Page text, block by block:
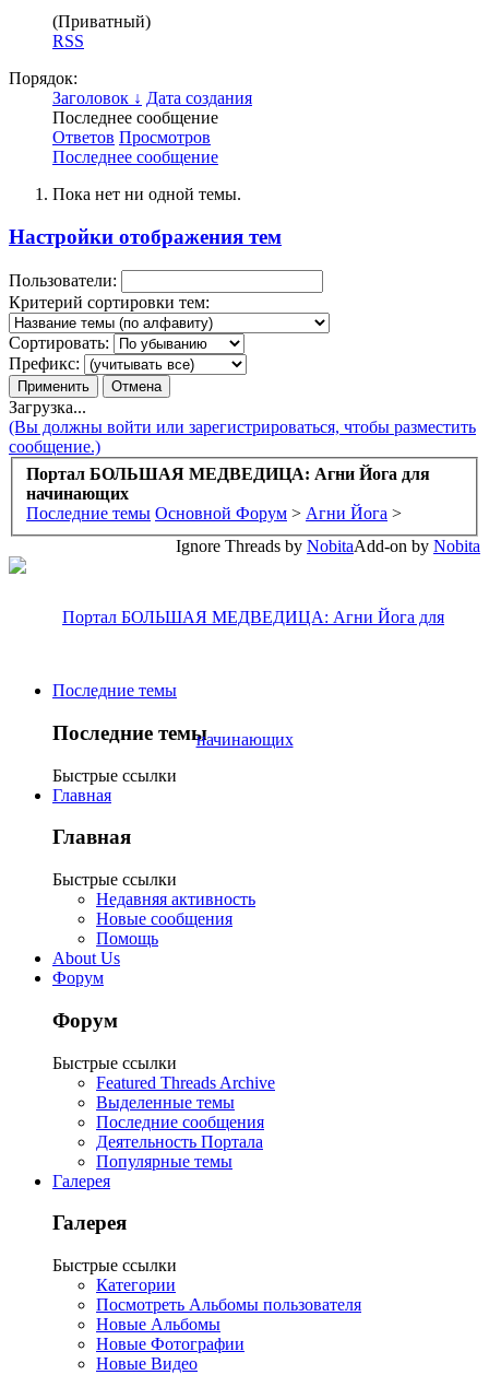
(Приватный)
RSS
Порядок:
Заголовок ↓ Дата создания
Последнее сообщение
Ответов Просмотров
Последнее сообщение
Пока нет ни одной темы.
Настройки отображения тем
Пользователи:
Критерий сортировки тем:
Сортировать:
Префикс:
Загрузка...
(Вы должны войти или зарегистрироваться, чтобы разместить
сообщение.)
Портал БОЛЬШАЯ МЕДВЕДИЦА: Агни Йога для
начинающих
Последние темы Основной Форум > Агни Йога >
Add-on by Nobita
Ignore Threads by Nobita
Последние темы
Последние темы
Быстрые ссылки
Главная
Главная
Быстрые ссылки
Недавняя активность
Новые сообщения
Помощь
About Us
Форум
Форум
Быстрые ссылки
Featured Threads Archive
Выделенные темы
Последние сообщения
Деятельность Портала
Популярные темы
Галерея
Галерея
Быстрые ссылки
Категории
Посмотреть Альбомы пользователя
Новые Альбомы
Новые Фотографии
Новые Видео